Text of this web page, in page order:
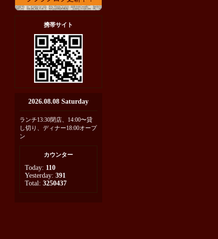
携帯サイト
2026.08.08 Saturday
ランチ13:30閉店、14:00〜貸
し切り、ディナー18:00オープ
ン
カウンター
Today: 110
Yesterday: 391
Total: 3250437